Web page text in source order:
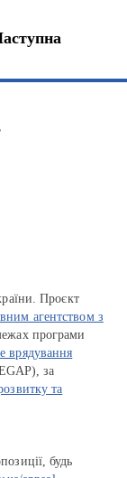
Проєкт
агентством з
програми
врядування
за
та
будь